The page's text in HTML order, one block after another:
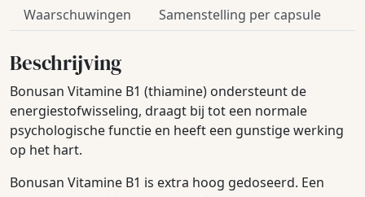
Waarschuwingen
Samenstelling per capsule
Beschrijving
Bonusan Vitamine B1 (thiamine) ondersteunt de
energiestofwisseling, draagt bij tot een normale
psychologische functie en heeft een gunstige werking
op het hart.
Bonusan Vitamine B1 is extra hoog gedoseerd. Een